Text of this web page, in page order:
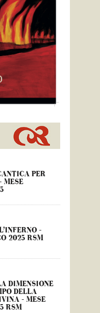
PER
MESE
–
2025 RSM
DIMENSIONE
DELLA
– MESE
RSM